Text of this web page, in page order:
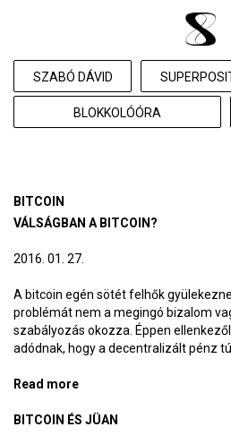
SZABÓ DÁVID
BLOKKOLÓÓRA
BITCOIN
VÁLSÁGBAN A BITCOIN?
2016. 01. 27.
A bitcoin egén sötét felhők
problémát nem a megingó bizalom
szabályozás okozza. Éppen
adódnak, hogy a decentralizált pénz
Read more
BITCOIN ÉS JÜAN